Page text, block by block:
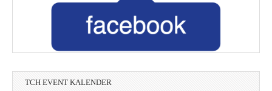
TCH EVENT KALENDER